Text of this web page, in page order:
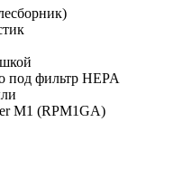
под фильтр HEPA
M1 (RPM1GA)